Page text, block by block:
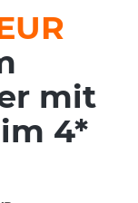
mit
4*